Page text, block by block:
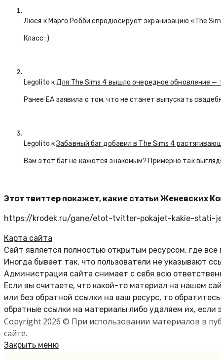
Люся к Марго Робби спродюсирует экранизацию «The
Класс :)
Legolito кДля The Sims 4 вышло очередное обновление
Ранее EA заявила о том, что не станет выпускать
Legolito кЗабавный баг добавил в The Sims 4
Вам этот баг не кажется знакомым? Примерно так
Этот твиттер покажет, какие статьи Женевских
https://krodek.ru/gane/etot-tvitter-pokajet-kakie-stati-
Карта сайта
Сайт является полностью открытым ресурсом, где
Иногда бывает так, что пользователи не указывают
Администрация сайта снимает с себя всю
Если вы считаете, что какой-то материал на нашем
или без обратной ссылки на ваш ресурс, то
обратные ссылки на материалы либо удаляем их, если
Copyright 2026 © При использовании материалов в
сайте.
Закрыть меню